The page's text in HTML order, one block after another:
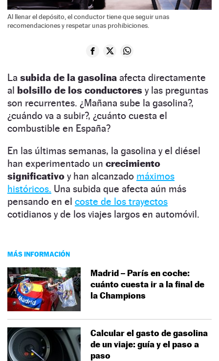
Al llenar el depósito, el conductor tiene que seguir unas
recomendaciones y respetar unas prohibiciones.
La subida de la gasolina afecta directamente
al bolsillo de los conductores y las preguntas
son recurrentes. ¿Mañana sube la gasolina?,
¿cuándo va a subir?, ¿cuánto cuesta el
combustible en España?
En las últimas semanas, la gasolina y el diésel
han experimentado un crecimiento
significativo y han alcanzado máximos
históricos. Una subida que afecta aún más
pensando en el coste de los trayectos
cotidianos y de los viajes largos en automóvil.
MÁS INFORMACIÓN
Madrid – París en coche:
cuánto cuesta ir a la final de
la Champions
Calcular el gasto de gasolina
de un viaje: guía y el paso a
paso